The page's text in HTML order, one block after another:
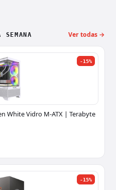
Ver todas →
-15%
White Vidro M-ATX | Terabyte
-15%